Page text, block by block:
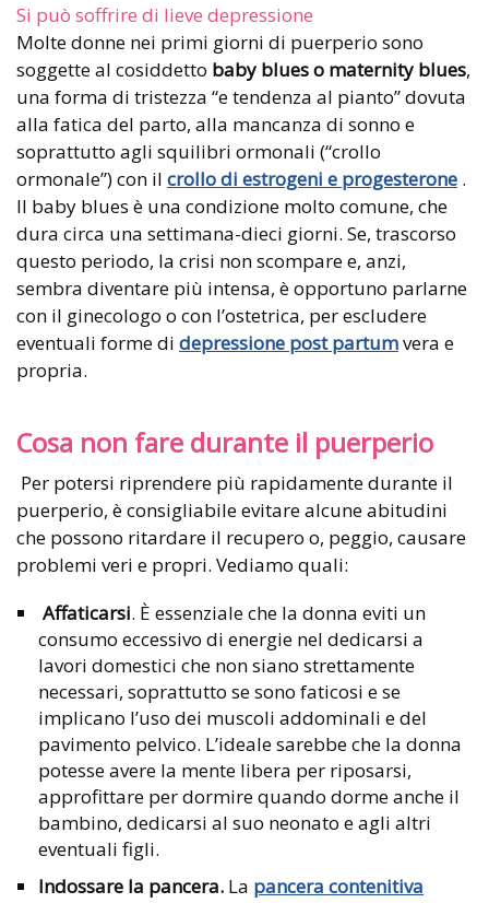
Si può soffrire di lieve depressione
Molte donne nei primi giorni di puerperio sono
soggette al cosiddetto baby blues o maternity blues,
una forma di tristezza “e tendenza al pianto” dovuta
alla fatica del parto, alla mancanza di sonno e
soprattutto agli squilibri ormonali (“crollo
ormonale”) con il crollo di estrogeni e progesterone .
Il baby blues è una condizione molto comune, che
dura circa una settimana-dieci giorni. Se, trascorso
questo periodo, la crisi non scompare e, anzi,
sembra diventare più intensa, è opportuno parlarne
con il ginecologo o con l’ostetrica, per escludere
eventuali forme di depressione post partumvera e
propria.
Cosa non fare durante il puerperio
Per potersi riprendere più rapidamente durante il
puerperio, è consigliabile evitare alcune abitudini
che possono ritardare il recupero o, peggio, causare
problemi veri e propri. Vediamo quali:
Affaticarsi. È essenziale che la donna eviti un
consumo eccessivo di energie nel dedicarsi a
lavori domestici che non siano strettamente
necessari, soprattutto se sono faticosi e se
implicano l’uso dei muscoli addominali e del
pavimento pelvico. L’ideale sarebbe che la donna
potesse avere la mente libera per riposarsi,
approfittare per dormire quando dorme anche il
bambino, dedicarsi al suo neonato e agli altri
eventuali figli.
Indossare la pancera. La pancera contenitiva